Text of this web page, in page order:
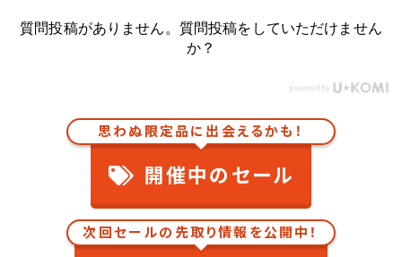
質問投稿がありません。質問投稿をしていただけません
か？
思わぬ限定品に出会えるかも！
開催中のセール
次回セールの先取り情報を公開中！